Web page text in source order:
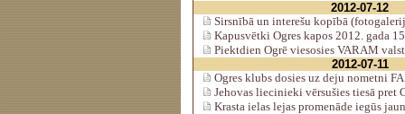
2012-07-12
Sirsnībā un interešu kopībā
Kapusvētki Ogres kapos 2012. gada
Piektdien Ogrē viesosies VARAM
2012-07-11
Ogres klubs dosies uz deju nometni
Jehovas liecinieki vērsušies tiesā pret
Krasta ielas lejas promenāde iegūs